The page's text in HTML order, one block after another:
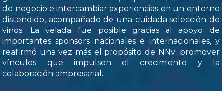
de negocio e intercambiar experiencias en un entorno
distendido, acompañado de una cuidada selección de
vinos. La velada fue posible gracias al apoyo de
importantes sponsors nacionales e internacionales, y
reafirmó una vez más el propósito de NNv: promover
vínculos que impulsen el crecimiento y la
colaboración empresarial.